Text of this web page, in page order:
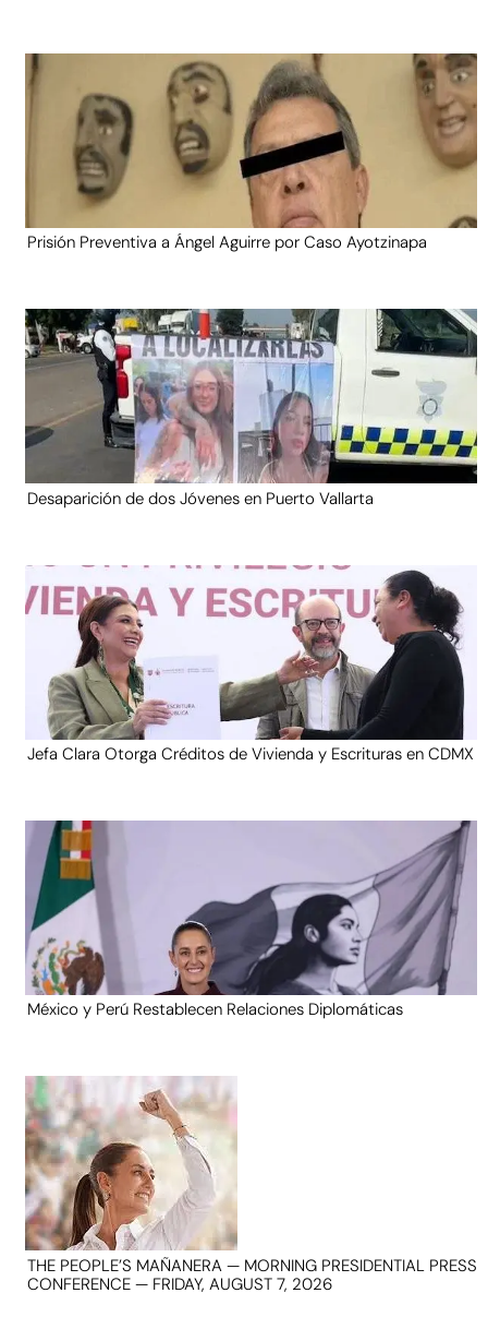
Prisión Preventiva a Ángel Aguirre por Caso Ayotzinapa
Desaparición de dos Jóvenes en Puerto Vallarta
Jefa Clara Otorga Créditos de Vivienda y Escrituras en CDMX
México y Perú Restablecen Relaciones Diplomáticas
THE PEOPLE’S MAÑANERA — MORNING PRESIDENTIAL PRESS
CONFERENCE — FRIDAY, AUGUST 7, 2026